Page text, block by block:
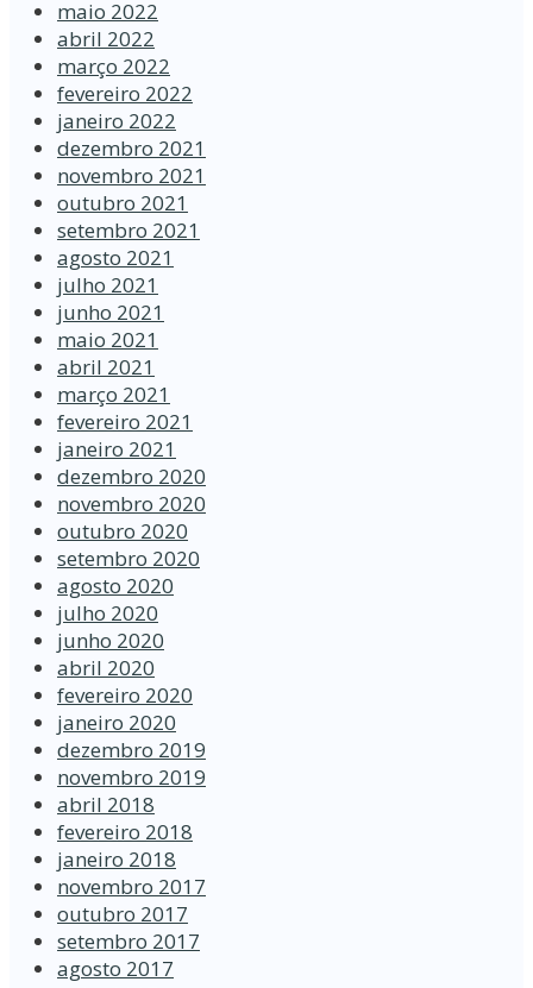
maio 2022
abril 2022
março 2022
fevereiro 2022
janeiro 2022
dezembro 2021
novembro 2021
outubro 2021
setembro 2021
agosto 2021
julho 2021
junho 2021
maio 2021
abril 2021
março 2021
fevereiro 2021
janeiro 2021
dezembro 2020
novembro 2020
outubro 2020
setembro 2020
agosto 2020
julho 2020
junho 2020
abril 2020
fevereiro 2020
janeiro 2020
dezembro 2019
novembro 2019
abril 2018
fevereiro 2018
janeiro 2018
novembro 2017
outubro 2017
setembro 2017
agosto 2017